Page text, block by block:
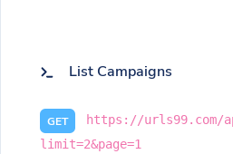
List Campaigns
GET
https://urls99.com/
limit=2&page=1